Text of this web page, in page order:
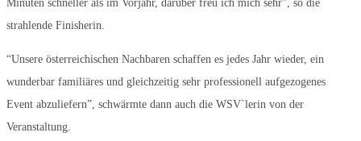
Minuten schneller als im Vorjahr, darüber freu ich mich sehr”, so die
strahlende Finisherin.
“Unsere österreichischen Nachbaren schaffen es jedes Jahr wieder, ein
wunderbar familiäres und gleichzeitig sehr professionell aufgezogenes
Event abzuliefern”, schwärmte dann auch die WSV`lerin von der
Veranstaltung.